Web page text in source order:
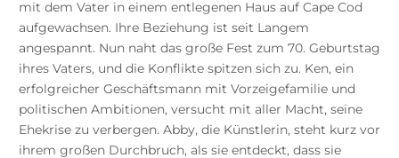
mit dem Vater in einem entlegenen Haus auf Cape Cod
aufgewachsen. Ihre Beziehung ist seit Langem
angespannt. Nun naht das große Fest zum 70. Geburtstag
ihres Vaters, und die Konflikte spitzen sich zu. Ken, ein
erfolgreicher Geschäftsmann mit Vorzeigefamilie und
politischen Ambitionen, versucht mit aller Macht, seine
Ehekrise zu verbergen. Abby, die Künstlerin, steht kurz vor
ihrem großen Durchbruch, als sie entdeckt, dass sie